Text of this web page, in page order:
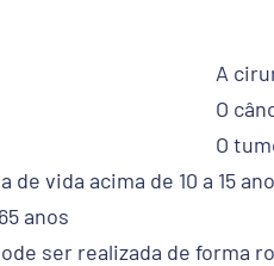
A
O
O
vida acima de 10 a 15
anos
ser realizada de forma